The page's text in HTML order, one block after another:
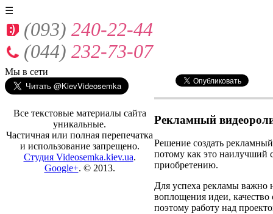
☰
(093) 240-22-44
(044) 232-73-07
Рекламный
Решение создать
потому как это наилучший
приобретению.
Для успеха рекламы важно
воплощения идеи,
поэтому работу над
Мы в сети
Все текстовые материалы сайта
уникальные.
Частичная или полная перепечатка
и использование запрещено.
Студия Videosemka.kiev.ua.
Google+. © 2013.